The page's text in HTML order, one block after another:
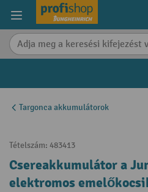
content
Targonca akkumulátorok
Tételszám: 483413
Csereakkumulátor a
elektromos